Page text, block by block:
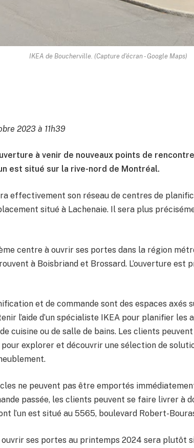
IKEA de Boucherville. (Capture d'écran - Google Maps)
2023 à 11h39
à venir de nouveaux points de
est situé sur la rive-nord de Montréal.
effectivement son réseau de centres de
situé à Lachenaie. Il sera plus
centre à ouvrir ses portes dans la région
à Boisbriand et Brossard. L’ouverture est
et de commande sont des espaces axés
l’aide d’un spécialiste IKEA pour planifier les
cuisine ou de salle de bains. Les clients
explorer et découvrir une sélection de
ne peuvent pas être emportés
passée, les clients peuvent se faire livrer à
l’un est situé au 5565, boulevard Robert-
ses portes au printemps 2024 sera plutôt